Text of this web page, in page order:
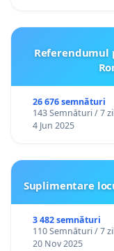
26 676 semnături
143 Semnături / 7
4 Jun 2025
Suplimentare
3 482 semnături
110 Semnături / 7
20 Nov 2025